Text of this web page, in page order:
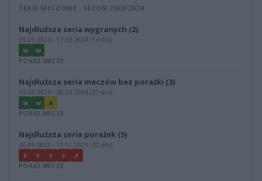
SERIE MECZOWE · SEZON 2023/2024
Najdłuższa seria wygranych (2)
03.03.2024 - 17.03.2024 (14 dni)
W W
POKAŻ MECZE
Najdłuższa seria meczów bez porażki (3)
03.03.2024 - 30.03.2024 (27 dni)
W W R
POKAŻ MECZE
Najdłuższa seria porażek (5)
30.09.2023 - 11.11.2023 (42 dni)
P P P P P
POKAŻ MECZE